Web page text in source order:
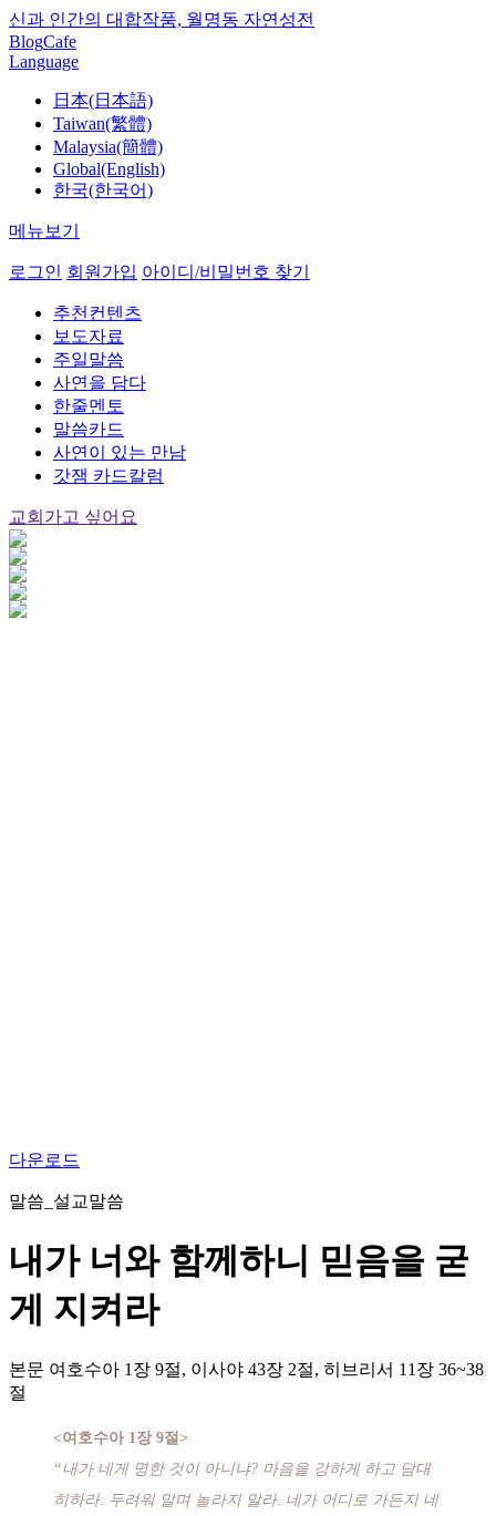
신과 인간의 대합작품, 월명동 자연성전
BlogCafe
Language
日本(日本語)
Taiwan(繁體)
Malaysia(簡體)
Global(English)
한국(한국어)
메뉴보기
로그인 회원가입 아이디/비밀번호 찾기
추천컨텐츠
보도자료
주일말씀
사연을 담다
한줄멘토
말씀카드
사연이 있는 만남
갓잼 카드칼럼
교회가고 싶어요
다운로드
말씀_설교말씀
내가 너와 함께하니 믿음을 굳
게 지켜라
본문 여호수아 1장 9절, 이사야 43장 2절, 히브리서 11장 36~38
절
<여호수아 1장 9절>
“내가 네게 명한 것이 아니냐? 마음을 강하게 하고 담대
히하라. 두려워 말며 놀라지 말라. 네가 어디로 가든지 네